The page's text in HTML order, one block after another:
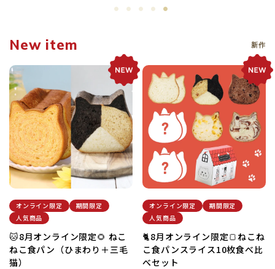
New item 新作
オンライン限定
期間限定
人気商品
🐱8月オンライン限定🌻 ねこ
ねこ食パン（ひまわり＋三毛
猫）
オンライン限定
期間限定
人気商品
🐈8月オンライン限定🍞ねこね
こ食パンスライス10枚食べ比
べセット